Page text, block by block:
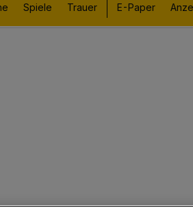
Spiele Trauer E-Paper